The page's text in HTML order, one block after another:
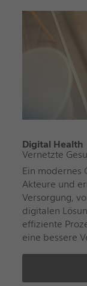
Digital Health
Vernetzte
Ein modernes
Akteure und
Versorgung,
digitalen
effiziente
eine bessere